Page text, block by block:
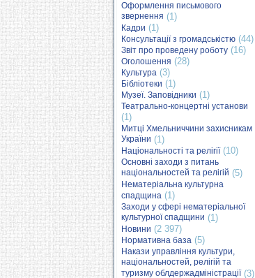
Оформлення письмового
звернення (1)
Кадри (1)
Консультації з громадськістю (44)
Звіт про проведену роботу (16)
Оголошення (28)
Культура (3)
Бібліотеки (1)
Музеї. Заповідники (1)
Театрально-концертні установи
(1)
Митці Хмельниччини захисникам
України (1)
Національності та релігії(10)
Основні заходи з питань
національностей та релігій (5)
Нематеріальна культурна
спадщина (1)
Заходи у сфері нематеріальної
культурної спадщини (1)
Новини (2 397)
Нормативна база (5)
Накази управління культури,
національностей, релігій та
туризму облдержадміністрації(3)